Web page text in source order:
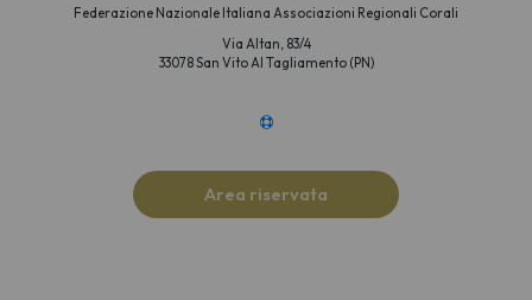
Federazione Nazionale Italiana Associazioni Regionali Corali
Via Altan, 83/4
33078 San Vito Al Tagliamento (PN)
Area riservata